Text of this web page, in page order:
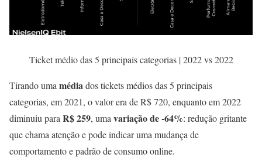
Ticket médio das 5 principais categorias | 2022 vs 2022
Tirando umamédiados tickets médios das 5 principais
categorias, em 2021, o valor era de R$ 720, enquanto em 2022
diminuiu paraR$ 259, umavariação de -64%: redução gritante
que chama atenção e pode indicar uma mudança de
comportamento e padrão de consumo online.